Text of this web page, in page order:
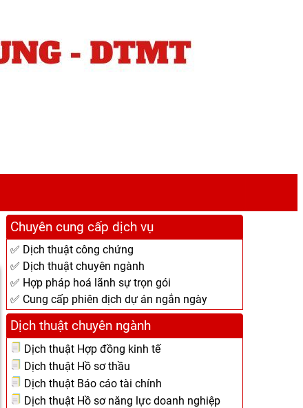
Chuyên cung cấp dịch vụ
✅ Dịch thuật công chứng
✅ Dịch thuật chuyên ngành
✅ Hợp pháp hoá lãnh sự trọn gói
✅ Cung cấp phiên dịch dự án ngắn ngày
Dịch thuật chuyên ngành
Dịch thuật Hợp đồng kinh tế
Dịch thuật Hồ sơ thầu
Dịch thuật Báo cáo tài chính
Dịch thuật Hồ sơ năng lực doanh nghiệp